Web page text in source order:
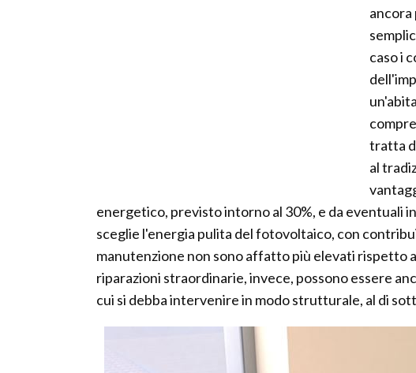
ancora
caso i
tratta
al
energetico, previsto intorno al 30%, e da eventuali
sceglie l'energia pulita del fotovoltaico, con
manutenzione non sono affatto più elevati rispetto
riparazioni straordinarie, invece, possono essere
cui si debba intervenire in modo strutturale, al di